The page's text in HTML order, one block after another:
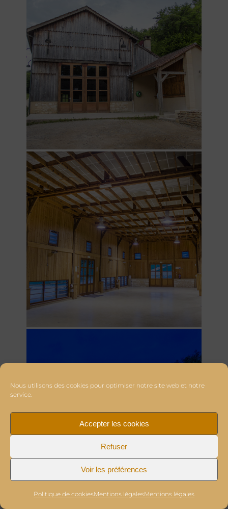
Nous utilisons des cookies pour optimiser notre site web et notre
service.
Accepter les cookies
Refuser
Voir les préférences
Politique de cookiesMentions légalesMentions légales